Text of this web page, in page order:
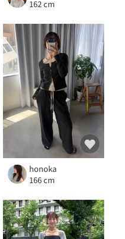
162 cm
honoka
166 cm